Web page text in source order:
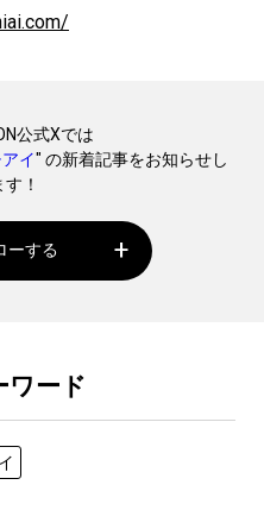
公式Xでは
イ" の新着記事をお知らせし
！
ーする
ワード